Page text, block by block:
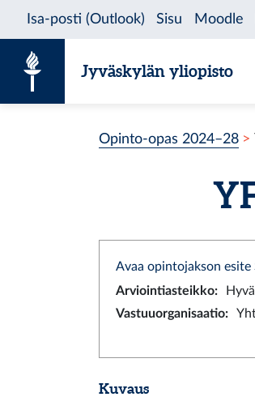
Jyväskylän yliopisto
Opinto-opas 2024–28
Avaa opintojakson esite
Arviointiasteikko:
Vastuuorganisaatio:
Kuvaus